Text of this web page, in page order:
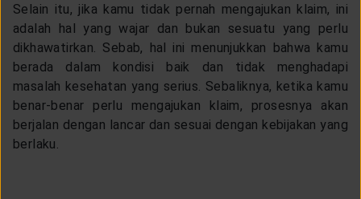
Selain itu, jika kamu tidak pernah mengajukan klaim, ini
adalah hal yang wajar dan bukan sesuatu yang perlu
dikhawatirkan. Sebab, hal ini menunjukkan bahwa kamu
berada dalam kondisi baik dan tidak menghadapi
masalah kesehatan yang serius. Sebaliknya, ketika kamu
benar-benar perlu mengajukan klaim, prosesnya akan
berjalan dengan lancar dan sesuai dengan kebijakan yang
berlaku.